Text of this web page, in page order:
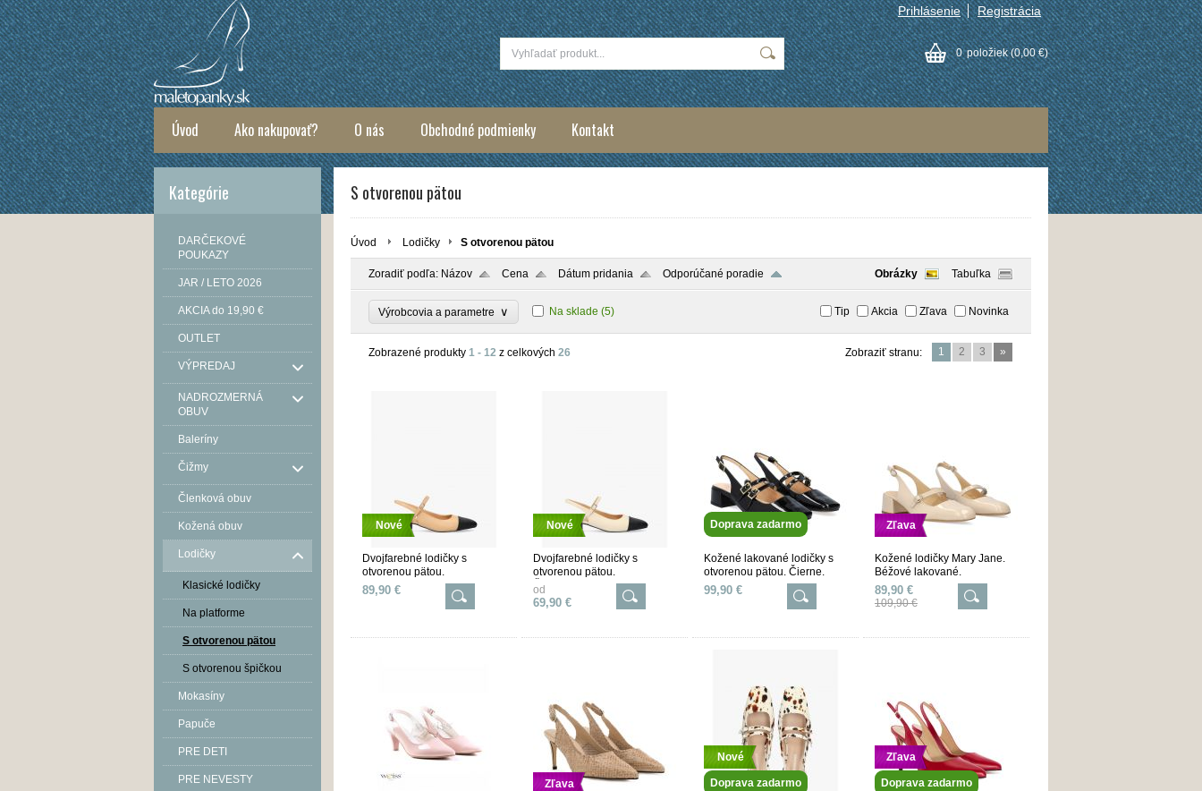
Prihlásenie Registrácia
0 položiek (0,00 €)
Úvod Ako nakupovať? O nás Obchodné podmienky Kontakt
Kategórie
DARČEKOVÉ
POUKAZY
JAR / LETO 2026
AKCIA do 19,90 €
OUTLET
VÝPREDAJ
NADROZMERNÁ
OBUV
Baleríny
Čižmy
Členková obuv
Kožená obuv
Lodičky
Klasické lodičky
Na platforme
S otvorenou pätou
S otvorenou špičkou
Mokasíny
Papuče
PRE DETI
PRE NEVESTY
S otvorenou pätou
Úvod Lodičky S otvorenou pätou
Zoradiť podľa: Názov Cena Dátum pridania Odporúčané poradie Obrázky Tabuľka
Výrobcovia a parametre ∨ Na sklade (5) Tip Akcia Zľava Novinka
Zobrazené produkty 1 - 12 z celkových 26 Zobraziť stranu: 1 2 3 »
Nové
Dvojfarebné lodičky s
otvorenou pätou.
Béžovočierne.
89,90 €
Nové
Dvojfarebné lodičky s
otvorenou pätou.
Čiernobiele.
od
69,90 €
Doprava zadarmo
Kožené lakované lodičky s
otvorenou pätou. Čierne.
99,90 €
Zľava
Kožené lodičky Mary Jane.
Béžové lakované.
89,90 €
109,90 €
Zľava
Nové
Doprava zadarmo
Zľava
Doprava zadarmo